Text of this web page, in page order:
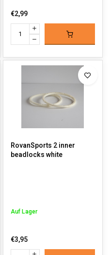
€2,99
RovanSports 2 inner
beadlocks white
Auf Lager
€3,95